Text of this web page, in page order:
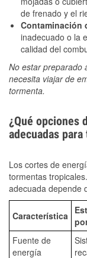
de frenado y el
Contaminación
inadecuado o la
calidad del
No estar preparado
necesita viajar de
tormenta.
¿Qué opciones
adecuadas
Los cortes de
tormentas
adecuada depende
Característica
Fuente de
energía